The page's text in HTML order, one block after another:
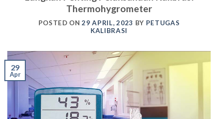
Thermohygrometer
POSTED ON29 APRIL, 2023 BY PETUGAS
KALIBRASI
29
Apr